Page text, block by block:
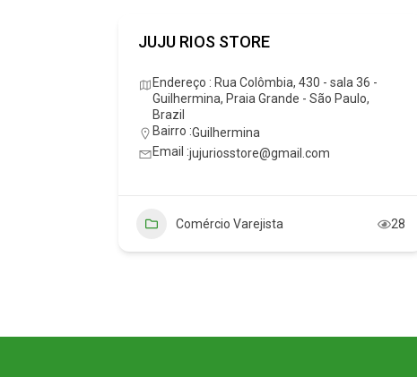
JUJU RIOS STORE
Endereço : Rua Colômbia, 430 - sala 36 -
Guilhermina, Praia Grande - São Paulo,
Brazil
Bairro :Guilhermina
Email :jujuriosstore@gmail.com
Comércio Varejista 28